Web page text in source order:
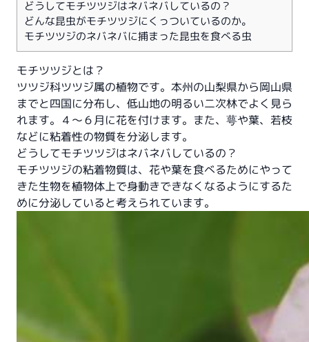
どうしてモチツツジはネバネバしているの？
どんな昆虫がモチツツジにくっついているのか。
モチツツジのネバネバに捕まった昆虫を食べる虫
モチツツジとは？
ツツジ科ツツジ属の植物です。本州の山梨県から岡山県
までと四国に分布し、低山地の明るい二次林でよく見ら
れます。４〜６月に花を付けます。また、萼や葉、若枝
などに粘着性の物質を分泌します。
どうしてモチツツジはネバネバしているの？
モチツツジの粘着物質は、花や葉を食べるためにやって
きた生物を植物体上で身動きできなくなるようにするた
めに分泌していると考えられています。